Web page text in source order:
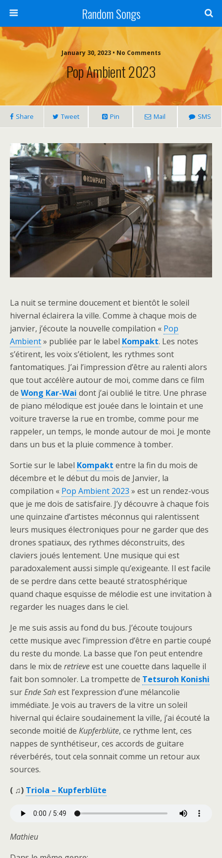
Random Songs
January 30, 2023 • No Comments
Pop Ambient 2023
Share Tweet Pin Mail SMS
La nuit se termine doucement et bientôt le soleil
hivernal éclairera la ville. Comme à chaque mois de
janvier, j’écoute la nouvelle compilation « Pop
Ambient» publiée par le label Kompakt. Les notes
s’étirent, les voix s’étiolent, les rythmes sont
fantomatiques. J’ai l’impression d’être au ralenti alors
que tout accélère autour de moi, comme dans ce film
de Wong Kar-Wai dont j’ai oublié le titre. Une phrase
de piano mélodique est jouée dans le lointain et une
voiture traverse la rue en trombe, comme pour me
rappeler, un temps, le monde autour de moi. Je monte
dans un bus et la pluie commence à tomber.
Sortie sur le label Kompakt entre la fin du mois de
décembre et le début du mois de Janvier, la
compilation « Pop Ambient 2023 » est un rendez-vous
que je me dois de satisfaire. J’y découvre à chaque fois
une quinzaine d’artistes méconnus qui ralentissent
leurs musiques électroniques pour ne garder que des
drones spatiaux, des rythmes déconstruits, des
claviers joués lentement. Une musique qui est
paradoxalement aussi simple qu’exigeante. Il est facile
de se perdre dans cette beauté stratosphérique
quand chaque esquisse de mélodie est une invitation à
regarder les nuages dans le ciel.
Je me suis assis au fond du bus. J’écoute toujours
cette musique avec l’impression d’être en partie coupé
du reste du monde. La basse que l’on peut entendre
dans le mix de retrieveest une couette dans laquelle il
fait bon somnoler. La trompette de Tetsuroh Konishi
surEnde Sahest l’expression d’une mélancolie
immédiate. Je vois au travers de la vitre un soleil
hivernal qui éclaire soudainement la ville, j’ai écouté la
seconde moitié de Kupferblüte, ce rythme lent, ces
nappes de synthétiseur, ces accords de guitare
réverbérés, tout cela sonnait comme un retour aux
sources.
( ♫) Triola – Kupferblüte
Mathieu